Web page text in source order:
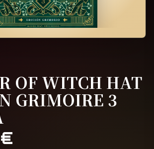
OF WITCH HAT
GRIMOIRE 3
€